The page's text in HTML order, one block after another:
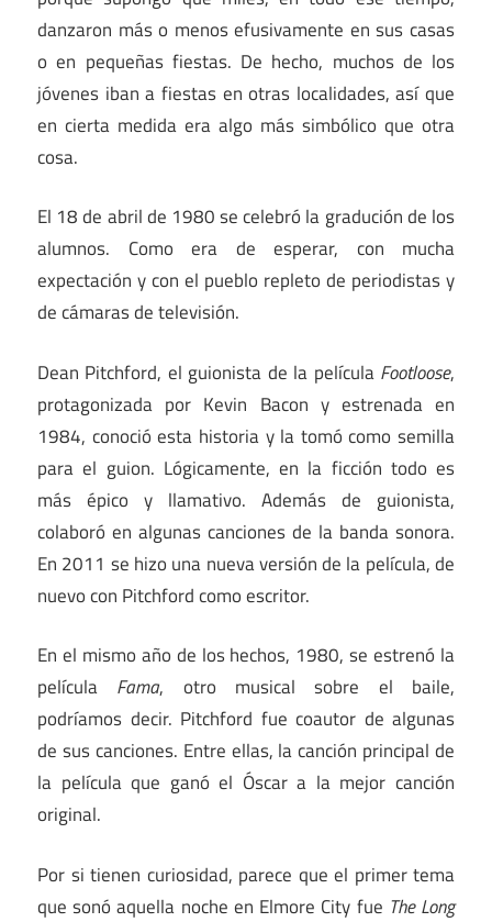
danzaron más o menos efusivamente en sus casas
o en pequeñas fiestas. De hecho, muchos de los
jóvenes iban a fiestas en otras localidades, así que
en cierta medida era algo más simbólico que otra
cosa.
El 18 de abril de 1980 se celebró la gradución de los
alumnos. Como era de esperar, con mucha
expectación y con el pueblo repleto de periodistas y
de cámaras de televisión.
Dean Pitchford, el guionista de la película Footloose,
protagonizada por Kevin Bacon y estrenada en
1984, conoció esta historia y la tomó como semilla
para el guion. Lógicamente, en la ficción todo es
más épico y llamativo. Además de guionista,
colaboró en algunas canciones de la banda sonora.
En 2011 se hizo una nueva versión de la película, de
nuevo con Pitchford como escritor.
En el mismo año de los hechos, 1980, se estrenó la
película Fama, otro musical sobre el baile,
podríamos decir. Pitchford fue coautor de algunas
de sus canciones. Entre ellas, la canción principal de
la película que ganó el Óscar a la mejor canción
original.
Por si tienen curiosidad, parece que el primer tema
que sonó aquella noche en Elmore City fue The Long